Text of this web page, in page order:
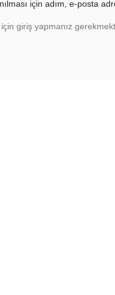
için adım, e-posta
giriş yapmanız